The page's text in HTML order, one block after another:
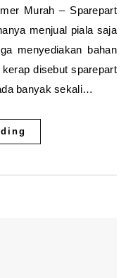
Murah – Sparepart
menjual piala saja
menyediakan bahan
disebut sparepart
banyak sekali…